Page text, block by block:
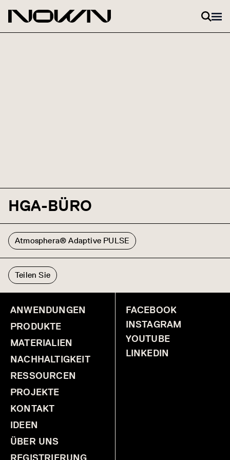
HGA-BÜRO
Atmosphera® Adaptive PULSE
Teilen Sie
ANWENDUNGEN
PRODUKTE
MATERIALIEN
NACHHALTIGKEIT
RESSOURCEN
PROJEKTE
KONTAKT
IDEEN
ÜBER UNS
FACEBOOK
INSTAGRAM
YOUTUBE
LINKEDIN